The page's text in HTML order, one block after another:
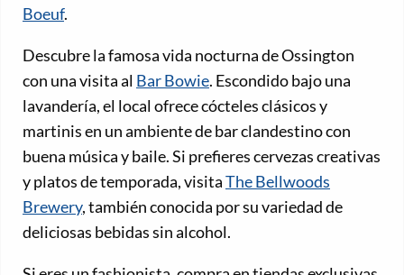
Boeuf.
Descubre la famosa vida nocturna de Ossington
con una visita al Bar Bowie. Escondido bajo una
lavandería, el local ofrece cócteles clásicos y
martinis en un ambiente de bar clandestino con
buena música y baile. Si prefieres cervezas creativas
y platos de temporada, visitaThe Bellwoods
Brewery, también conocida por su variedad de
deliciosas bebidas sin alcohol.